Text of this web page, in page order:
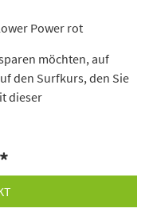
Power rot
möchten, auf
den Surfkurs, den Sie
dieser